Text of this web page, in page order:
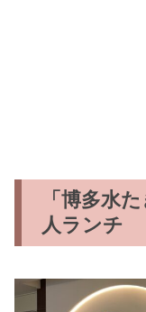
「博多水
人ランチ